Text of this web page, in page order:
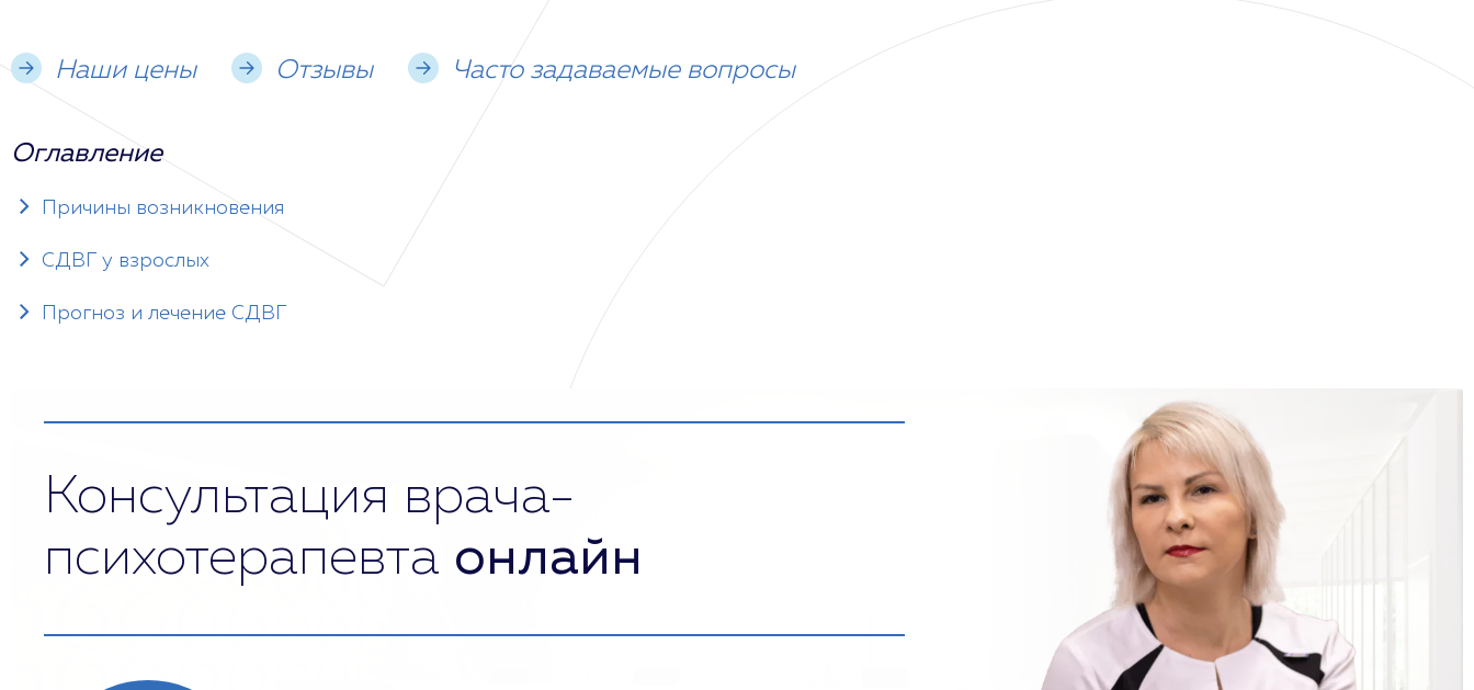
Наши цены Отзывы Часто задаваемые вопросы
Оглавление
Причины возникновения
СДВГ у взрослых
Прогноз и лечение СДВГ
Консультация врача-
психотерапевта онлайн